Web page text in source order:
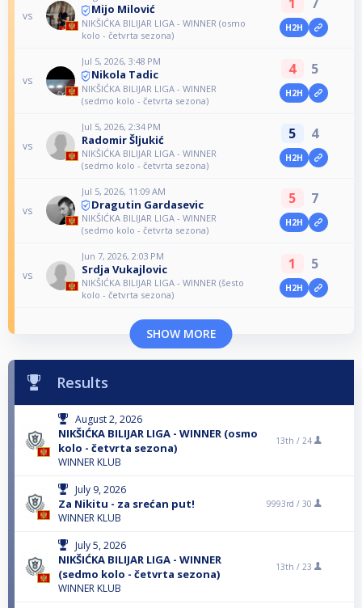
vs Mijo Milović
NIKŠIĆKA BILIJAR LIGA - WINNER (osmo
kolo - četvrta sezona)
H2H
vs
Jul 5, 2026, 3:48 PM
Nikola Tadic
NIKŠIĆKA BILIJAR LIGA - WINNER
(sedmo kolo - četvrta sezona)
4 5
H2H
vs
Jul 5, 2026, 2:34 PM
Radomir Šljukić
NIKŠIĆKA BILIJAR LIGA - WINNER
(sedmo kolo - četvrta sezona)
5 4
H2H
vs
Jul 5, 2026, 11:09 AM
Dragutin Gardasevic
NIKŠIĆKA BILIJAR LIGA - WINNER
(sedmo kolo - četvrta sezona)
5 7
H2H
vs
Jun 7, 2026, 2:03 PM
Srdja Vukajlovic
NIKŠIĆKA BILIJAR LIGA - WINNER (šesto
kolo - četvrta sezona)
1 5
H2H
SHOW MORE
Results
August 2, 2026
NIKŠIĆKA BILIJAR LIGA - WINNER (osmo
kolo - četvrta sezona)
WINNER KLUB
13th / 24
July 9, 2026
Za Nikitu - za srećan put!
WINNER KLUB
9993rd / 30
July 5, 2026
NIKŠIĆKA BILIJAR LIGA - WINNER
(sedmo kolo - četvrta sezona)
WINNER KLUB
13th / 23